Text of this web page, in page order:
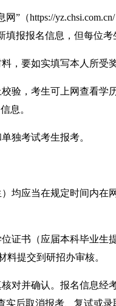
网” （https://yz.chsi.com.cn/
报报名信息， 但每位考
料 ， 要如实填写本人所受
验，考生可上网查看
息。
独考试考生报考。
均应当在规定时间内在
证书（应届本科毕业生
料提交到研招办审核。
对并确认。报名信息经
实后取消报考、复试或录